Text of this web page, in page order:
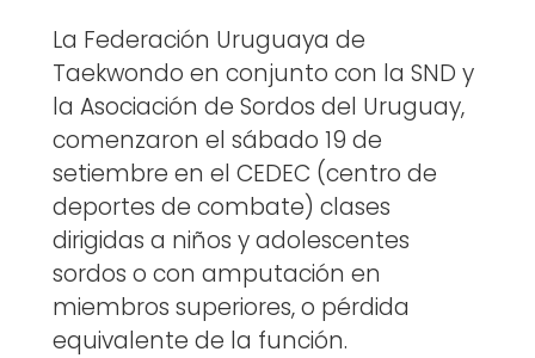
La Federación Uruguaya de
Taekwondo en conjunto con la SND y
la Asociación de Sordos del Uruguay,
comenzaron el sábado 19 de
setiembre en el CEDEC (centro de
deportes de combate) clases
dirigidas a niños y adolescentes
sordos o con amputación en
miembros superiores, o pérdida
equivalente de la función.